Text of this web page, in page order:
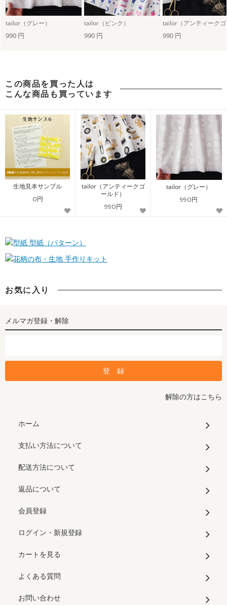
tailor（グレー） tailor（ピンク）
990 円 990 円 990 円
この商品を買った人は
こんな商品も買っています
生地見本サンプル
0円
tailor（アンティークゴ
ールド）
990円
tailor（グレー）
990円
型紙（パターン）
手作りキット
お気に入り
メルマガ登録・解除
解除の方はこちら
ホーム
支払い方法について
配送方法について
返品について
会員登録
ログイン・新規登録
カートを見る
よくある質問
お問い合わせ